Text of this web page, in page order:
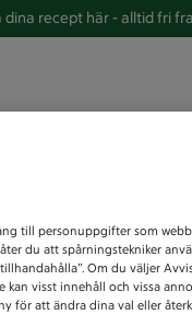
dina recept här -alltid fri
till personuppgifter som
du att spårningstekniker
Om du väljer
kan visst innehåll och vissa
för att ändra dina val eller